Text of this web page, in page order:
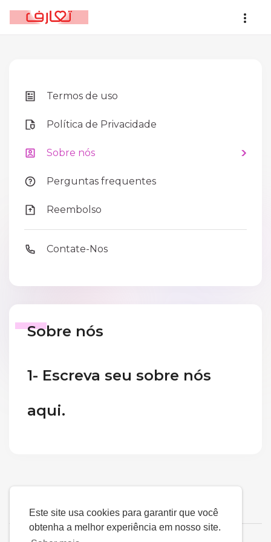
Este site usa cookies para garantir que você
obtenha a melhor experiência em nosso site.
Termos de uso
Política de Privacidade
Sobre nós
Perguntas frequentes
Reembolso
Contate-Nos
Sobre nós
1- Escreva seu sobre nós
aqui.